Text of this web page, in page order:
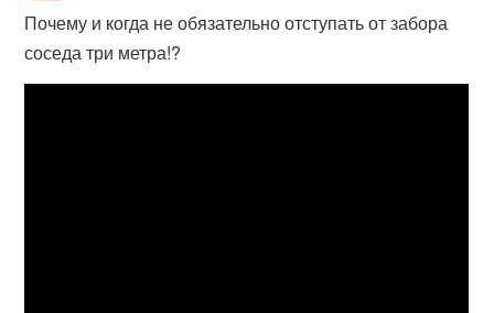
Почему и когда не обязательно отступать от забора
соседа три метра!?